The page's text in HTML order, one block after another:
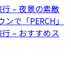
– 夜景の素敵
で「PERCH」
– おすすめス